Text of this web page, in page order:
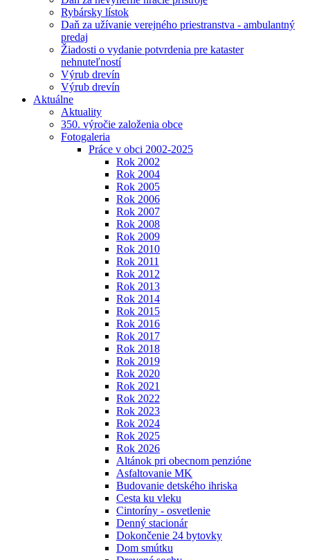
Rybársky lístok
Daň za užívanie verejného priestranstva - ambulantný
predaj
Žiadosti o vydanie potvrdenia pre kataster
nehnuteľností
Výrub drevín
Výrub drevín
Aktuálne
Aktuality
350. výročie založenia obce
Fotogaleria
Práce v obci 2002-2025
Rok 2002
Rok 2004
Rok 2005
Rok 2006
Rok 2007
Rok 2008
Rok 2009
Rok 2010
Rok 2011
Rok 2012
Rok 2013
Rok 2014
Rok 2015
Rok 2016
Rok 2017
Rok 2018
Rok 2019
Rok 2020
Rok 2021
Rok 2022
Rok 2023
Rok 2024
Rok 2025
Rok 2026
Altánok pri obecnom penzióne
Asfaltovanie MK
Budovanie detského ihriska
Cesta ku vleku
Cintoríny - osvetlenie
Denný stacionár
Dokončenie 24 bytovky
Dom smútku